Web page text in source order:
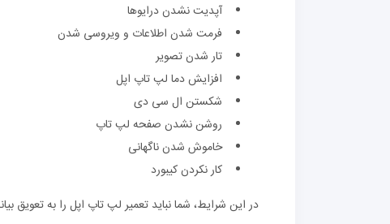
آپدیت نشدن درایوها
فرمت شدن اطلاعات و ویروسی شدن
تار شدن تصویر
افزایش دما لپ تاپ اپل
شکستن ال سی دی
روشن نشدن صفحه لپ تاپ
خاموش شدن ناگهانی
کار نکردن کیبورد
در این شرایط، شما نباید تعمیر لپ تاپ اپل را به تعویق